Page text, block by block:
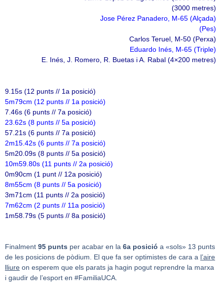
(3000 metres)
Jose Pérez Panadero, M-65 (Alçada)
(Pes)
Carlos Teruel, M-50 (Perxa)
Eduardo Inés, M-65 (Triple)
E. Inés, J. Romero, R. Buetas i A. Rabal (4×200 metres)
9.15s (12 punts // 1a posició)
5m79cm (12 punts // 1a posició)
7.46s (6 punts // 7a posició)
23.62s (8 punts // 5a posició)
57.21s (6 punts // 7a posició)
2m15.42s (6 punts // 7a posició)
5m20.09s (8 punts // 5a posició)
10m59.80s (11 punts // 2a posició)
0m90cm (1 punt // 12a posició)
8m55cm (8 punts // 5a posició)
3m71cm (11 punts // 2a posició)
7m62cm (2 punts // 11a posició)
1m58.79s (5 punts // 8a posició)
Finalment 95 punts per acabar en la 6a posició a «sols» 13 punts
de les posicions de pòdium. El que fa ser optimistes de cara a l’aire
lliure on esperem que els parats ja hagin pogut reprendre la marxa
i gaudir de l’esport en #FamiliaUCA.